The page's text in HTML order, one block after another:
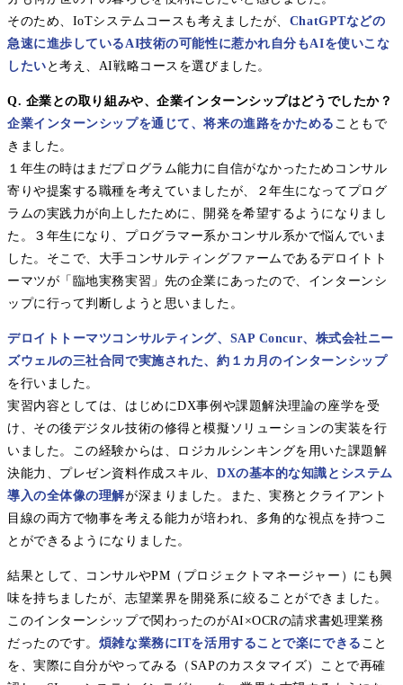
そのため、IoTシステムコースも考えましたが、 ChatGPTなどの
急速に進歩しているAI技術の可能性に惹かれ自分もAIを使いこな
したい と考え、AI戦略コースを選びました。
Q. 企業との取り組みや、企業インターンシップはどうでしたか？
企業インターンシップを通じて、将来の進路をかためる こともで
きました。
１年生の時はまだプログラム能力に自信がなかったためコンサル
寄りや提案する職種を考えていましたが、２年生になってプログ
ラムの実践力が向上したために、開発を希望するようになりまし
た。３年生になり、プログラマー系かコンサル系かで悩んでいま
した。そこで、大手コンサルティングファームであるデロイトト
ーマツが「臨地実務実習」先の企業にあったので、インターンシ
ップに行って判断しようと思いました。
デロイトトーマツコンサルティング、SAP Concur、株式会社ニー
ズウェルの三社合同で実施された、約１カ月のインターンシップ
を行いました。
実習内容としては、はじめにDX事例や課題解決理論の座学を受
け、その後デジタル技術の修得と模擬ソリューションの実装を行
いました。この経験からは、ロジカルシンキングを用いた課題解
決能力、プレゼン資料作成スキル、 DXの基本的な知識とシステム
導入の全体像の理解が深まりました。また、実務とクライアント
目線の両方で物事を考える能力が培われ、多角的な視点を持つこ
とができるようになりました。
結果として、コンサルやPM（プロジェクトマネージャー）にも興
味を持ちましたが、志望業界を開発系に絞ることができました。
このインターンシップで関わったのがAI×OCRの請求書処理業務
だったのです。 煩雑な業務にITを活用することで楽にできる こと
を、実際に自分がやってみる（SAPのカスタマイズ）ことで再確